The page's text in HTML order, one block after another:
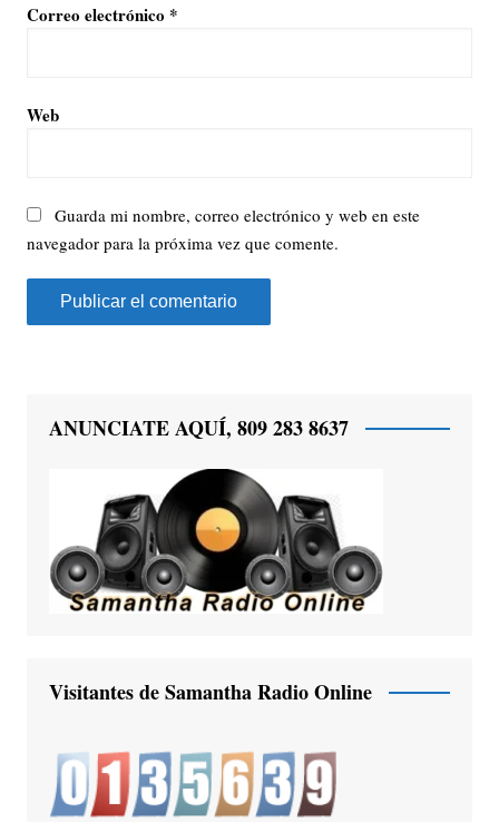
Correo electrónico *
Web
Guarda mi nombre, correo electrónico y web en este
navegador para la próxima vez que comente.
ANUNCIATE AQUÍ, 809 283 8637
Visitantes de Samantha Radio Online